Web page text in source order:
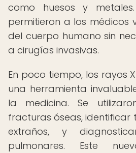
como huesos y
permitieron a los médicos
del cuerpo humano sin
a cirugías invasivas.
En poco tiempo, los rayos
una herramienta
la medicina. Se
fracturas óseas, identificar
extraños, y
pulmonares. Este